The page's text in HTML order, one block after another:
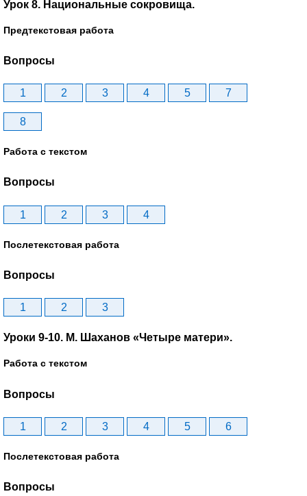
Урок 8. Национальные сокровища.
Предтекстовая работа
Вопросы
1 2 3 4 5 7
8
Работа с текстом
Вопросы
1 2 3 4
Послетекстовая работа
Вопросы
1 2 3
Уроки 9-10. М. Шаханов «Четыре матери».
Работа с текстом
Вопросы
1 2 3 4 5 6
Послетекстовая работа
Вопросы